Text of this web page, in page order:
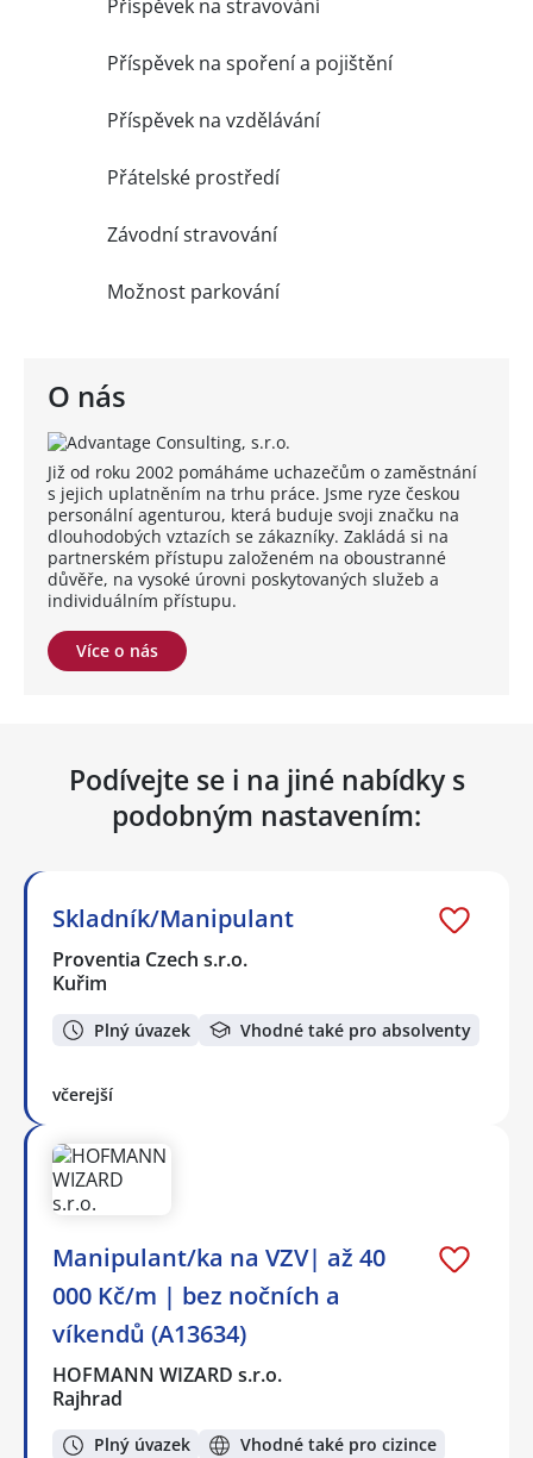
O nás
Již od roku 2002 pomáháme uchazečům o zaměstnání
s jejich uplatněním na trhu práce. Jsme ryze českou
personální agenturou, která buduje svoji značku na
dlouhodobých vztazích se zákazníky. Zakládá si na
partnerském přístupu založeném na oboustranné
důvěře, na vysoké úrovni poskytovaných služeb a
individuálním přístupu.
Více o nás
Příspěvek na stravování
Příspěvek na spoření a pojištění
Příspěvek na vzdělávání
Přátelské prostředí
Závodní stravování
Možnost parkování
Podívejte se i na jiné nabídky s
podobným nastavením:
Skladník/Manipulant
Proventia Czech s.r.o.
Kuřim
Plný úvazek Vhodné také pro absolventy
včerejší
Manipulant/ka na VZV| až 40
000 Kč/m | bez nočních a
víkendů (A13634)
HOFMANN WIZARD s.r.o.
Rajhrad
Plný úvazek
Vhodné také pro cizince